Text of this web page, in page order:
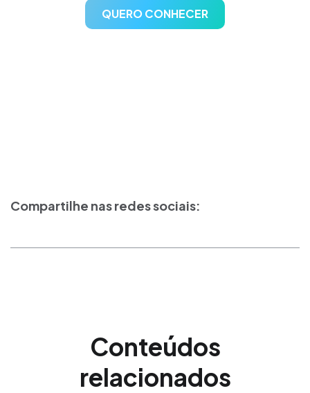
Compartilhe nas redes sociais:
QUERO CONHECER
Conteúdos
relacionados